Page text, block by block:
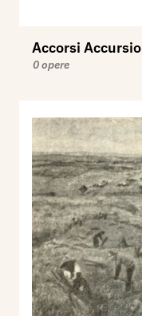
Accorsi Accursio
0 opere